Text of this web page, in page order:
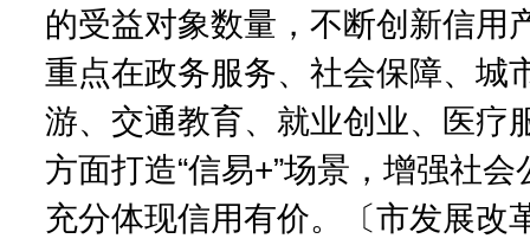
的受益对象数量，不断创新信用
重点在政务服务、社会保障、城
游、交通教育、就业创业、医疗
方面打造“信易+”场景，增强社
充分体现信用有价。〔市发展改